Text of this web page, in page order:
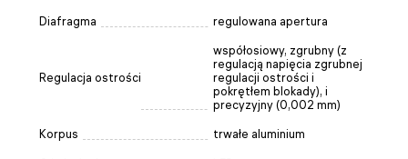
Diafragma regulowana apertura
Regulacja ostrości
współosiowy, zgrubny (z
regulacją napięcia zgrubnej
regulacji ostrości i
pokrętłem blokady), i
precyzyjny (0,002 mm)
Korpus trwałe aluminium